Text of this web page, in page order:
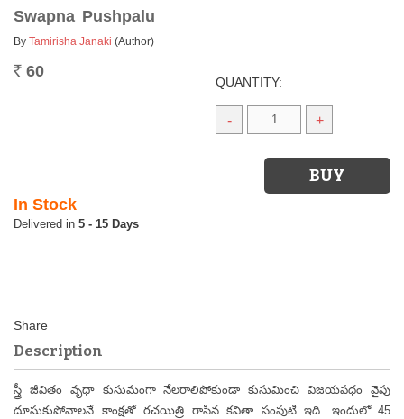
Swapna Pushpalu
By Tamirisha Janaki (Author)
Rs. 60
QUANTITY:
- +
In Stock
5 - 15 Days
Description
స్త్రీ జీవితం వృధా కుసుమంగా నేలరాలిపోకుండా కుసుమించి విజయపధం వైపు
దూసుకుపోవాలనే కాంక్షతో రచయిత్రి రాసిన కవితా సంపుటి ఇది. ఇందులో 45